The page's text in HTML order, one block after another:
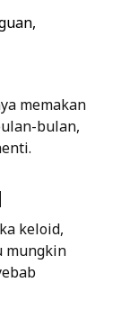
memakan
bulan,
keloid,
mungkin